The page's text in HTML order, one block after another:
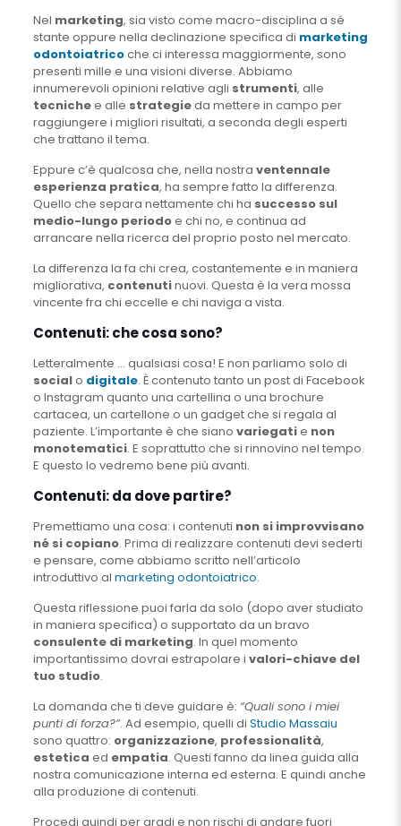
Nel marketing, sia visto come macro-disciplina a sé
stante oppure nella declinazione specifica di marketing
odontoiatricoche ci interessa maggiormente, sono
presenti mille e una visioni diverse. Abbiamo
innumerevoli opinioni relative agli strumenti, alle
tecnichee alle strategieda mettere in campo per
raggiungere i migliori risultati, a seconda degli esperti
che trattano il tema.
Eppure c’è qualcosa che, nella nostra ventennale
esperienza pratica, ha sempre fatto la differenza.
Quello che separa nettamente chi ha successo sul
medio-lungo periodoe chi no, e continua ad
arrancare nella ricerca del proprio posto nel mercato.
La differenza la fa chi crea, costantemente e in maniera
migliorativa, contenutinuovi. Questa è la vera mossa
vincente fra chi eccelle e chi naviga a vista.
Contenuti: che cosa sono?
Letteralmente … qualsiasi cosa! E non parliamo solo di
socialo digitale. È contenuto tanto un post di Facebook
o Instagram quanto una cartellina o una brochure
cartacea, un cartellone o un gadget che si regala al
paziente. L’importante è che siano variegatie non
monotematici. E soprattutto che si rinnovino nel tempo.
E questo lo vedremo bene più avanti.
Contenuti: da dove partire?
Premettiamo una cosa: i contenuti non si improvvisano
né si copiano. Prima di realizzare contenuti devi sederti
e pensare, come abbiamo scritto nell’articolo
introduttivo al marketing odontoiatrico.
Questa riflessione puoi farla da solo (dopo aver studiato
in maniera specifica) o supportato da un bravo
consulente di marketing. In quel momento
importantissimo dovrai estrapolare i valori-chiave del
tuo studio.
La domanda che ti deve guidare è: “Quali sono i miei
punti di forza?”. Ad esempio, quelli di Studio Massaiu
sono quattro: organizzazione, professionalità,
estetica ed empatia. Questi fanno da linea guida alla
nostra comunicazione interna ed esterna. E quindi anche
alla produzione di contenuti.
Procedi quindi per gradi e non rischi di andare fuori